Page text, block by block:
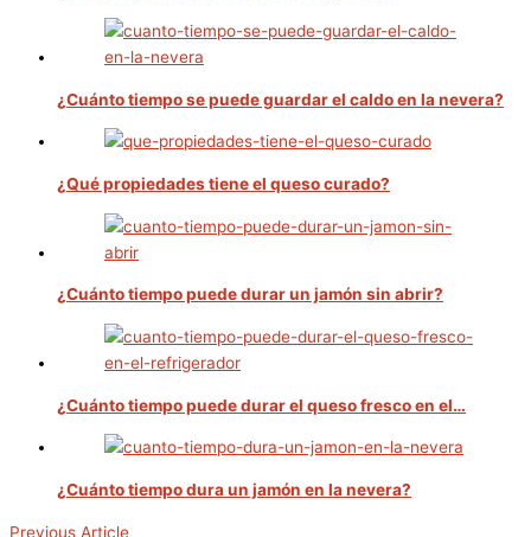
¿Cuánto tiempo se puede guardar el caldo en la nevera?
¿Qué propiedades tiene el queso curado?
¿Cuánto tiempo puede durar un jamón sin abrir?
¿Cuánto tiempo puede durar el queso fresco en el…
¿Cuánto tiempo dura un jamón en la nevera?
Previous Article